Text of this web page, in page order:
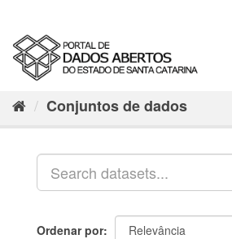
Conjuntos de dados
Ordenar por